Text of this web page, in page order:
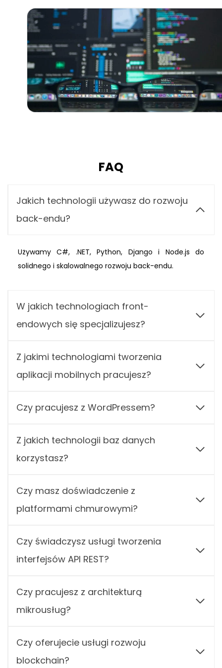
FAQ
Jakich technologii używasz do rozwoju
back-endu?
Używamy C#, .NET, Python, Django i Node.js do
solidnego i skalowalnego rozwoju back-endu.
W jakich technologiach front-
endowych się specjalizujesz?
Z jakimi technologiami tworzenia
aplikacji mobilnych pracujesz?
Czy pracujesz z WordPressem?
Z jakich technologii baz danych
korzystasz?
Czy masz doświadczenie z
platformami chmurowymi?
Czy świadczysz usługi tworzenia
interfejsów API REST?
Czy pracujesz z architekturą
mikrousług?
Czy oferujecie usługi rozwoju
blockchain?